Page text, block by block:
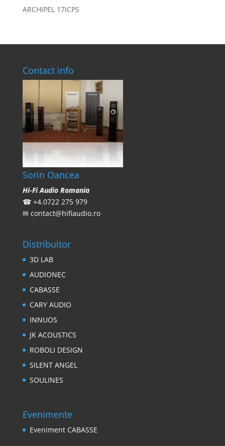
ARCHIPEL 17ICPS
Contact info
Sorin Oancea
Hi-Fi Audio Romania
☎ +4.0722 275 979
✉ contact@hifiaudio.ro
Distribuitor
3D LAB
AUDIONEC
CABASSE
CARY AUDIO
INNUOS
JK ACOUSTICS
ROBOLI DESIGN
SILENT ANGEL
SOULINES
Evenimente
Eveniment CABASSE